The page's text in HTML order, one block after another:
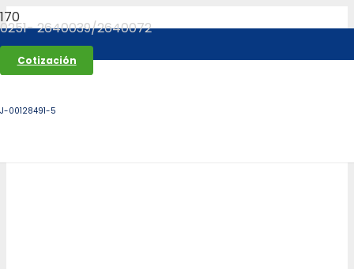
0251- 2640039/2640072
Cotización
J-00128491-5